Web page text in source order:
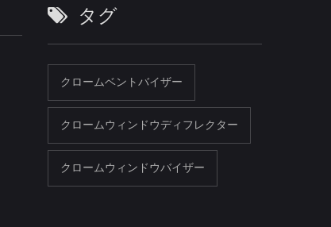
タグ
クロームベントバイザー
クロームウィンドウディフレクター
クロームウィンドウバイザー